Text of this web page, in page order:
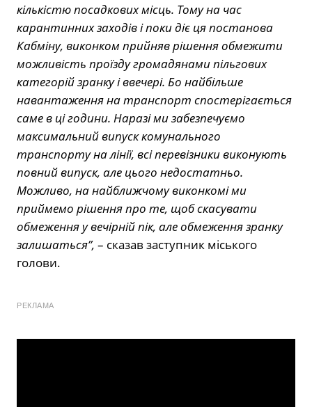
кількістю посадкових місць. Тому на час
карантинних заходів і поки діє ця постанова
Кабміну, виконком прийняв рішення обмежити
можливість проїзду громадянами пільгових
категорій зранку і ввечері. Бо найбільше
навантаження на транспорт спостерігається
саме в ці години. Наразі ми забезпечуємо
максимальний випуск комунального
транспорту на лінії, всі перевізники виконують
повний випуск, але цього недостатньо.
Можливо, на найближчому виконкомі ми
приймемо рішення про те, щоб скасувати
обмеження у вечірній пік, але обмеження зранку
залишаться”, – сказав заступник міського
голови.
РЕКЛАМА